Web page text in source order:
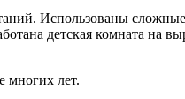
Использованы
детская комната на
многих лет.